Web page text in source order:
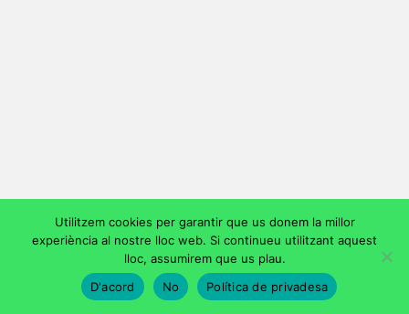
Utilitzem cookies per garantir que us donem la millor
experiència al nostre lloc web. Si continueu utilitzant aquest
lloc, assumirem que us plau.
D'acord
No Política de privadesa